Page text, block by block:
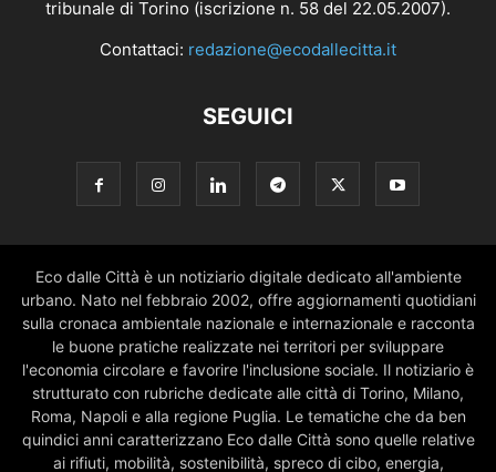
tribunale di Torino (iscrizione n. 58 del 22.05.2007).
Contattaci: redazione@ecodallecitta.it
SEGUICI
Eco dalle Città è un notiziario digitale dedicato all'ambiente
urbano. Nato nel febbraio 2002, offre aggiornamenti quotidiani
sulla cronaca ambientale nazionale e internazionale e racconta
le buone pratiche realizzate nei territori per sviluppare
l'economia circolare e favorire l'inclusione sociale. Il notiziario è
strutturato con rubriche dedicate alle città di Torino, Milano,
Roma, Napoli e alla regione Puglia. Le tematiche che da ben
quindici anni caratterizzano Eco dalle Città sono quelle relative
ai rifiuti, mobilità, sostenibilità, spreco di cibo, energia,